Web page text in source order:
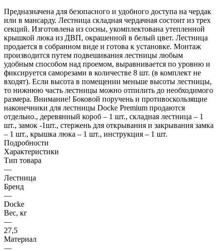
Предназначена для безопасного и удобного доступа на чердак
или в мансарду. Лестница складная чердачная состоит из трех
секций. Изготовлена из сосны, укомплектована утепленной
крышкой люка из ДВП, окрашенной в белый цвет. Лестница
продается в собранном виде и готова к установке. Монтаж
производится путем подвешивания лестницы любым
удобным способом над проемом, выравнивается по уровню и
фиксируется саморезами в количестве 8 шт. (в комплект не
входят). Если высота в помещении меньше высоты лестницы,
то нижнюю часть лестницы можно отпилить до необходимого
размера. Внимание! Боковой поручень и противоскользящие
наконечники для лестницы Docke Premium продаются
отдельно., деревянный короб – 1 шт., складная лестница – 1
шт., замок -1шт., стержень для открывания и закрывания замка
– 1 шт., крышка люка – 1 шт., инструкция – 1 шт.
Подробности
Характеристики
Тип товара
—
Лестница
Бренд
—
Docke
Вес, кг
—
27,5
Материал
—